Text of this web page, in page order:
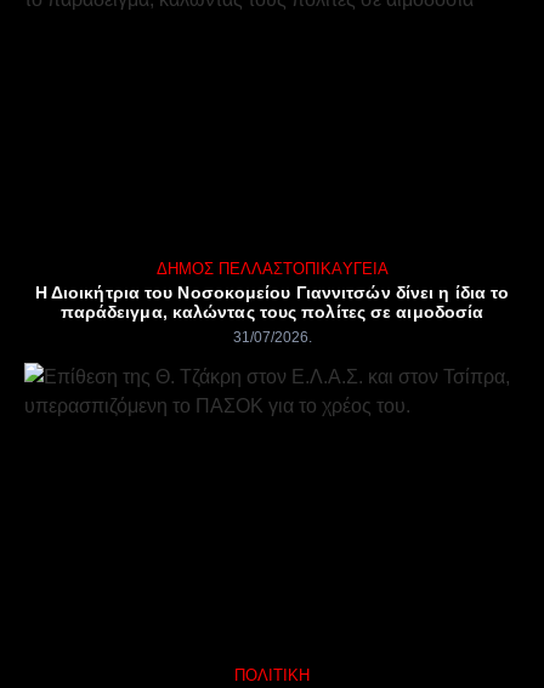
ΔΉΜΟΣ ΠΈΛΛΑΣΤΟΠΙΚΆΥΓΕΊΑ
Η Διοικήτρια του Νοσοκομείου Γιαννιτσών δίνει η ίδια το
παράδειγμα, καλώντας τους πολίτες σε αιμοδοσία
31/07/2026
ΠΟΛΙΤΙΚΉ